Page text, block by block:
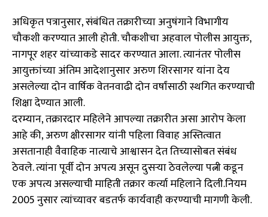
अधिकृत पत्रानुसार, संबंधित तक्रारीच्या अनुषंगाने विभागीय
चौकशी करण्यात आली होती. चौकशीचा अहवाल पोलीस आयुक्त,
नागपूर शहर यांच्याकडे सादर करण्यात आला. त्यानंतर पोलीस
आयुक्तांच्या अंतिम आदेशानुसार अरुण शिरसागर यांना देय
असलेल्या दोन वार्षिक वेतनवाढी दोन वर्षांसाठी स्थगित करण्याची
शिक्षा देण्यात आली.
दरम्यान, तक्रारदार महिलेने आपल्या तक्रारीत असा आरोप केला
आहे की, अरुण क्षीरसागर यांनी पहिला विवाह अस्तित्वात
असतानाही वैवाहिक नात्याचे आश्वासन देत तिच्यासोबत संबंध
ठेवले. त्यांना पूर्वी दोन अपत्य असून दुसऱ्या ठेवलेल्या पत्नी कडून
एक अपत्य असल्याची माहिती तक्रार कर्त्या महिलाने दिली.नियम
2005 नुसार त्यांच्यावर बडतर्फ कार्यवाही करण्याची मागणी केली.